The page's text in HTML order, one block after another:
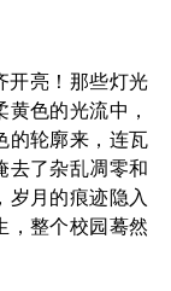
亮！那些灯光
色的光流中，
的轮廓来，连瓦
去了杂乱凋零和
岁月的痕迹隐入
，整个校园蓦然